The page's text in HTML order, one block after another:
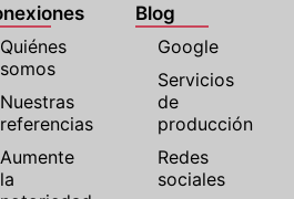
Quiénes
somos
Nuestras
referencias
Aumente
la
Blog
Google
Servicios
de
producción
Redes
sociales